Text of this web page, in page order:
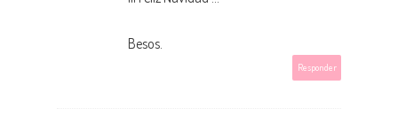
Besos.
Responder